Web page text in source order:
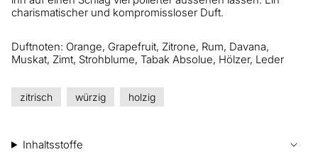
charismatischer und kompromissloser Duft.
Duftnoten: Orange, Grapefruit, Zitrone, Rum, Davana,
Muskat, Zimt, Strohblume, Tabak Absolue, Hölzer, Leder
zitrisch würzig holzig
Inhaltsstoffe